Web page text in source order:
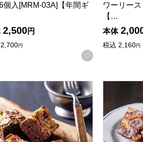
りに登録する
個入[MRM-03A]【年間ギ
2,500円
2,700円
お気に入りに
ワーリー
【…
本体
税込 2,160円
贅沢ブラウニー 9個[HFNB-9]【年間ギ
フルーツ ナッツとドライフルーツの贅